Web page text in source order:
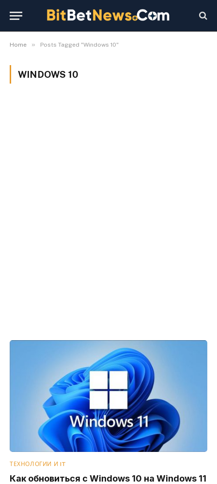
Home » Posts Tagged "Windows 10"
WINDOWS 10
ТЕХНОЛОГИИ И IT
Как обновиться с Windows 10 на Windows 11